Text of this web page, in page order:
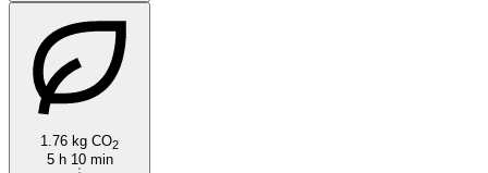
1.76 kg CO2
5 h 10 min